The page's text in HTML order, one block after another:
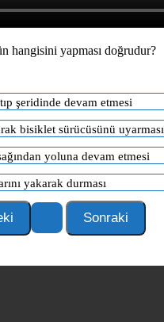
hangisini yapması doğrudur?
şeridinde devam etmesi
bisiklet sürücüsünü uyarması
yoluna devam etmesi
yakarak durması